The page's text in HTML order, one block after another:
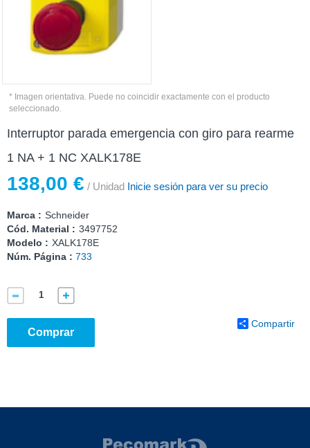
* Imagen orientativa. Puede no coincidir exactamente con el producto
seleccionado.
Interruptor parada emergencia con giro para rearme
1 NA + 1 NC XALK178E
138,00 € / Unidad Inicie sesión para ver su precio
Marca : Schneider
Cód. Material : 3497752
Modelo : XALK178E
Núm. Página : 733
Comprar
Compartir